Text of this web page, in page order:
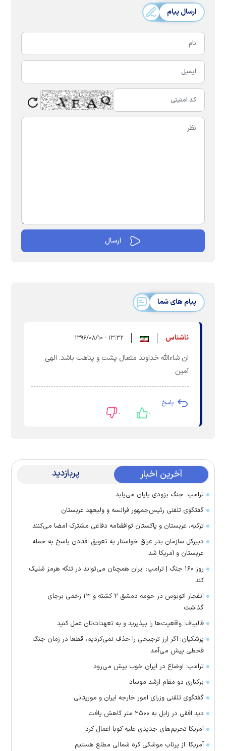
ارسال پیام
پیام های شما
ناشناس ۱۳:۳۲ - ۱۳۹۶/۰۸/۱۰
ان شاءالله خداوند متعال پشت و پناهت باشد. الهی
آمین
پاسخ
۰ ۰
آخرین اخبار پربازدید
ترامپ: جنگ بزودی پایان می‌یابد
گفتگوی تلفنی رئیس‌جمهور فرانسه و ولیعهد عربستان
ترکیه، عربستان و پاکستان توافقنامه دفاعی مشترک امضا می‌کنند
دبیرکل سازمان بدر عراق خواستار به تعویق افتادن پاسخ به حمله
عربستان و آمریکا شد
روز ۱۶۰ جنگ | ترامپ: ایران همچنان می‌تواند در تنگه هرمز شلیک
کند
انفجار اتوبوس در حومه دمشق ۲ کشته و ۱۳ زخمی برجای
گذاشت
قالیباف: واقعیت‌ها را بپذیرید و به تعهدات‌تان عمل کنید
پزشکیان: اگر ارز ترجیحی را حذف نمی‌کردیم، قطعا در زمان جنگ
قحطی پیش می‌آمد
ترامپ: اوضاع در ایران خوب پیش می‌رود
برکناری دو مقام ارشد موساد
گفتگوی تلفنی وزرای امور خارجه ایران و موریتانی
دید افقی در زابل به ۲۵۰۰ متر کاهش یافت
آمریکا تحریم‌های جدیدی علیه کوبا اعمال کرد
آمریکا: از پرتاب موشکی کره شمالی مطلع هستیم